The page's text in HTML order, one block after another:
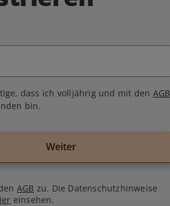
dass ich volljährig und mit den AGB
bin.
Weiter
AGB zu. Die Datenschutzhinweise
einsehen.